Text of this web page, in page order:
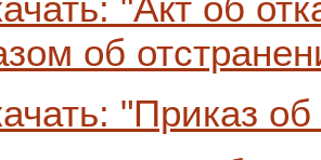
"Акт об
об
"Приказ